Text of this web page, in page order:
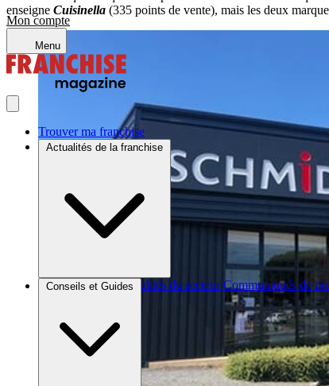
Mon compte
Menu
Trouver ma franchise
Actualités de la franchise
Brèves et actus Actualités du secteur Communiqués de
Conseils et Guides
enseigne Cuisinella (335 points de vente), mais les deux